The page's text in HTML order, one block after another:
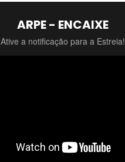
ARPE - ENCAIXE
Ative a notificação para a Estreia!